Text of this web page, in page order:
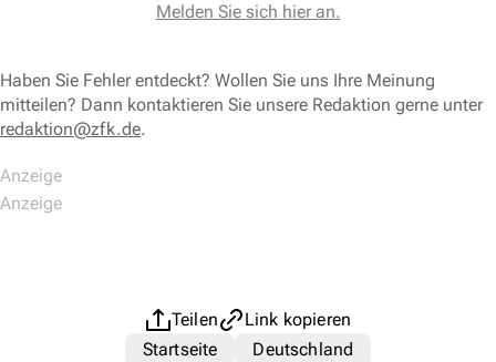
Melden Sie sich hier an.
Haben Sie Fehler entdeckt? Wollen Sie uns Ihre Meinung
mitteilen? Dann kontaktieren Sie unsere Redaktion gerne unter
redaktion@zfk.de.
Teilen
Link kopieren
Startseite
Deutschland